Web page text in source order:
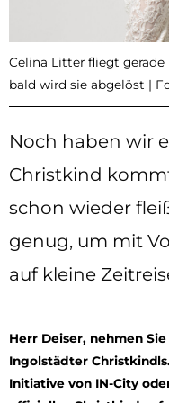
Celina Litter fliegt
bald wird sie abgelöst |
Noch haben wir
Christkind
schon wieder
genug, um mit
auf kleine
Herr Deiser, nehmen
Ingolstädter
Initiative von IN-City